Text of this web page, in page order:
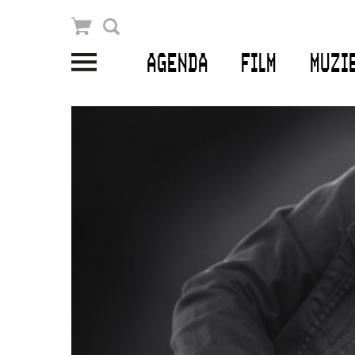
AGENDA FILM
Winkelmandje
PLAN JE BEZOEK
Schoolvoorstellingen
Filmprogramma’s Primair Onderwijs